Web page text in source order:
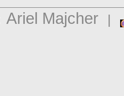
Ariel Majcher |